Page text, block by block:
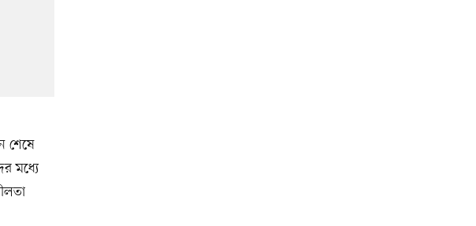
শেষে
মধ্যে